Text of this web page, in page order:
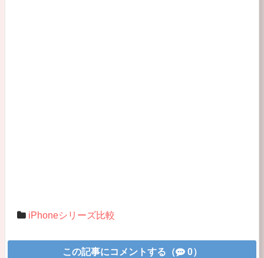
iPhoneシリーズ比較
この記事にコメントする（ 0）